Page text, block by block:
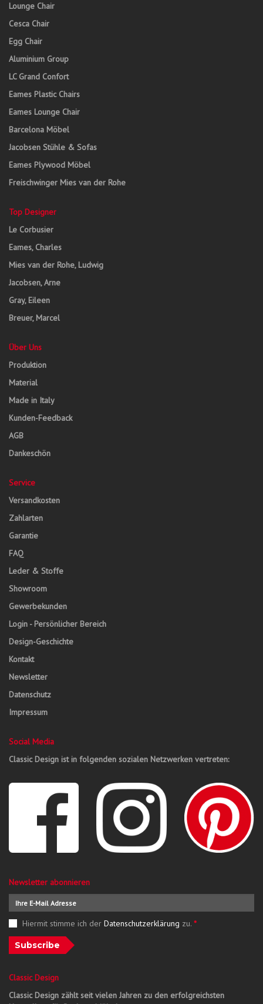
Lounge Chair
Cesca Chair
Egg Chair
Aluminium Group
LC Grand Confort
Eames Plastic Chairs
Eames Lounge Chair
Barcelona Möbel
Jacobsen Stühle & Sofas
Eames Plywood Möbel
Freischwinger Mies van der Rohe
Top Designer
Le Corbusier
Eames, Charles
Mies van der Rohe, Ludwig
Jacobsen, Arne
Gray, Eileen
Breuer, Marcel
Über Uns
Produktion
Material
Made in Italy
Kunden-Feedback
AGB
Dankeschön
Service
Versandkosten
Zahlarten
Garantie
FAQ
Leder & Stoffe
Showroom
Gewerbekunden
Login - Persönlicher Bereich
Design-Geschichte
Kontakt
Newsletter
Datenschutz
Impressum
Social Media
Classic Design ist in folgenden sozialen Netzwerken vertreten:
Newsletter abonnieren
Hiermit stimme ich der Datenschutzerklärung zu. *
Subscribe
Classic Design
Classic Design zählt seit vielen Jahren zu den erfolgreichsten